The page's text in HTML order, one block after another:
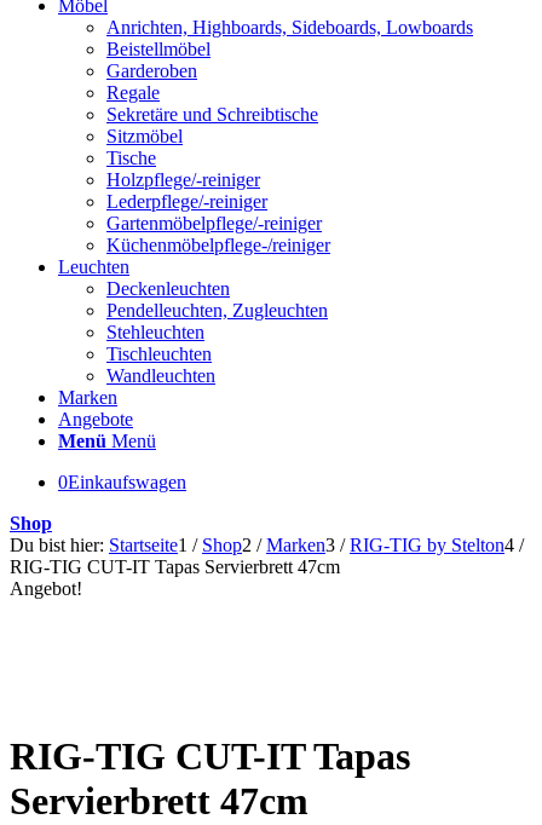
Möbel
Anrichten, Highboards, Sideboards, Lowboards
Beistellmöbel
Garderoben
Regale
Sekretäre und Schreibtische
Sitzmöbel
Tische
Holzpflege/-reiniger
Lederpflege/-reiniger
Gartenmöbelpflege/-reiniger
Küchenmöbelpflege-/reiniger
Leuchten
Deckenleuchten
Pendelleuchten, Zugleuchten
Stehleuchten
Tischleuchten
Wandleuchten
Marken
Angebote
Menü Menü
0Einkaufswagen
Shop
Du bist hier: Startseite1 / Shop2 / Marken3 / RIG-TIG by Stelton4 /
RIG-TIG CUT-IT Tapas Servierbrett 47cm
Angebot!
RIG-TIG CUT-IT Tapas
Servierbrett 47cm